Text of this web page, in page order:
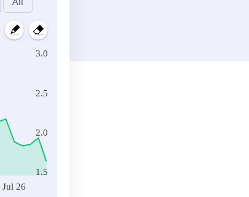
Jul 26
1.5
2.0
2.5
3.0